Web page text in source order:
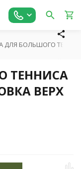
ДЛЯ БОЛЬШОГО
ТЕННИСА
ВЕРХ